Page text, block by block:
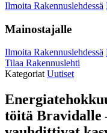
Ilmoita Rakennuslehdessä
Mainostajalle
Ilmoita Rakennuslehdessä
Tilaa Rakennuslehti
KategoriatUutiset
töitä Bravidalle